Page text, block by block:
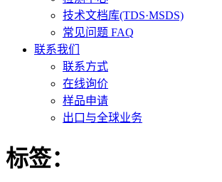
技术文档库(TDS·MSDS)
常见问题 FAQ
联系我们
联系方式
在线询价
样品申请
出口与全球业务
标签：